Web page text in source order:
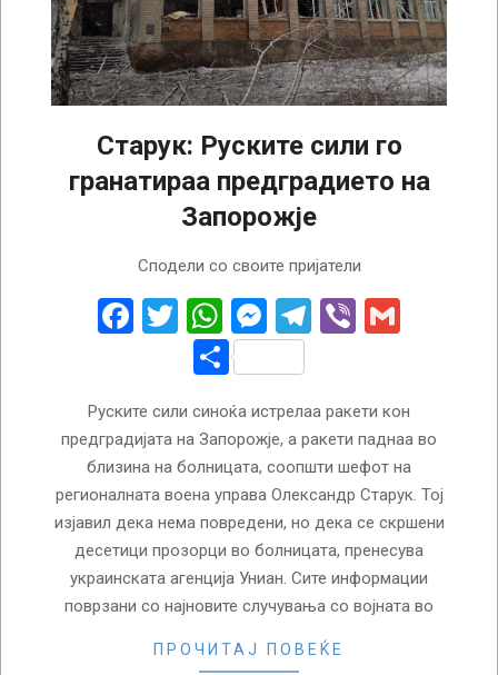
Старук: Руските сили го
гранатираа предградието на
Запорожје
Сподели со своите пријатели
Facebook
Twitter
WhatsApp
Messenger
Telegram
Viber
Share
Руските сили синоќа истрелаа ракети кон
предградијата на Запорожје, а ракети паднаа во
близина на болницата, соопшти шефот на
регионалната воена управа Олександр Старук. Тој
изјавил дека нема повредени, но дека се скршени
десетици прозорци во болницата, пренесува
украинската агенција Униан. Сите информации
поврзани со најновите случувања со војната во
ПРОЧИТАЈ ПОВЕЌЕ